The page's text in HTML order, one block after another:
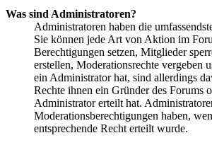
Was sind Administratoren?
Administratoren haben die
Sie können jede Art von Aktion im
Berechtigungen setzen, Mitglieder
erstellen, Moderationsrechte vergeben
ein Administrator hat, sind allerdings
Rechte ihnen ein Gründer des Forums
Administrator erteilt hat.
Moderationsberechtigungen haben,
entsprechende Recht erteilt wurde.